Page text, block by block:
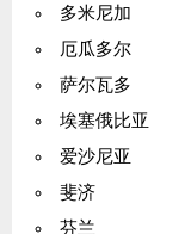
多米尼加
厄瓜多尔
萨尔瓦多
埃塞俄比亚
爱沙尼亚
斐济
芬兰